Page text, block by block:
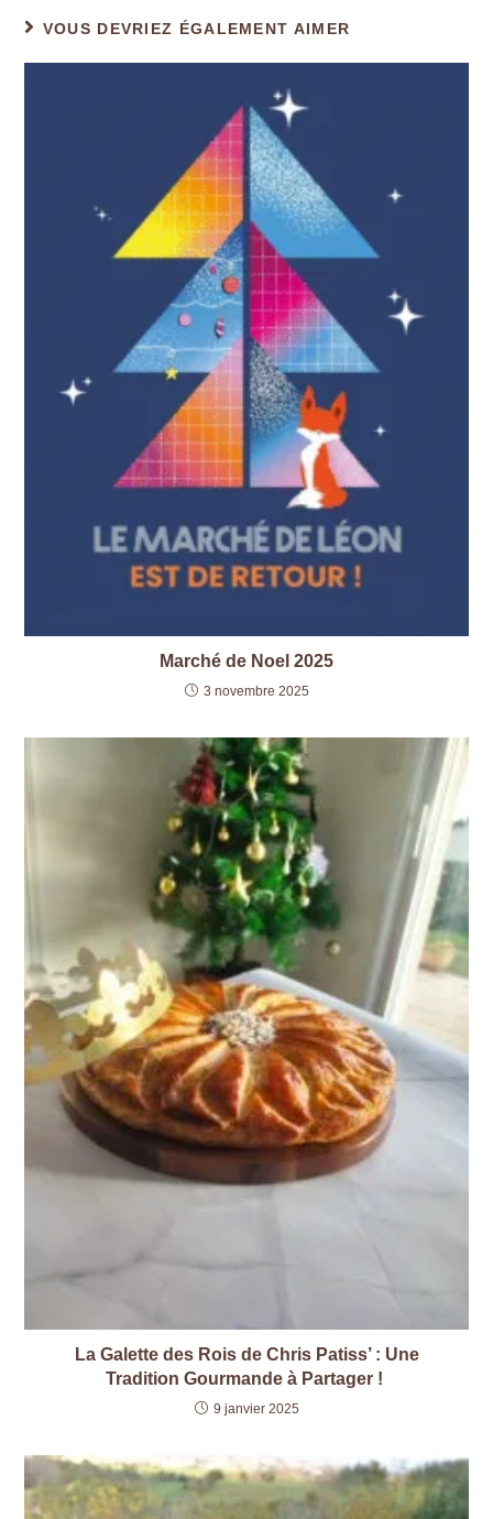
VOUS DEVRIEZ ÉGALEMENT AIMER
Marché de Noel 2025
3 novembre 2025
La Galette des Rois de Chris Patiss’ : Une
Tradition Gourmande à Partager !
9 janvier 2025